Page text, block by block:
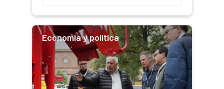
Economía y política